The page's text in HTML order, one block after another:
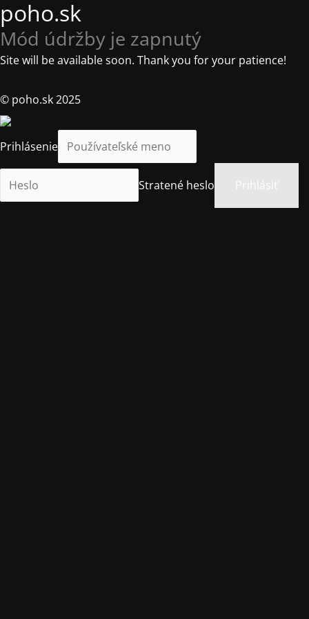
poho.sk
Mód údržby je zapnutý
Site will be available soon. Thank you for your patience!
© poho.sk 2025
Prihlásenie
Stratené heslo